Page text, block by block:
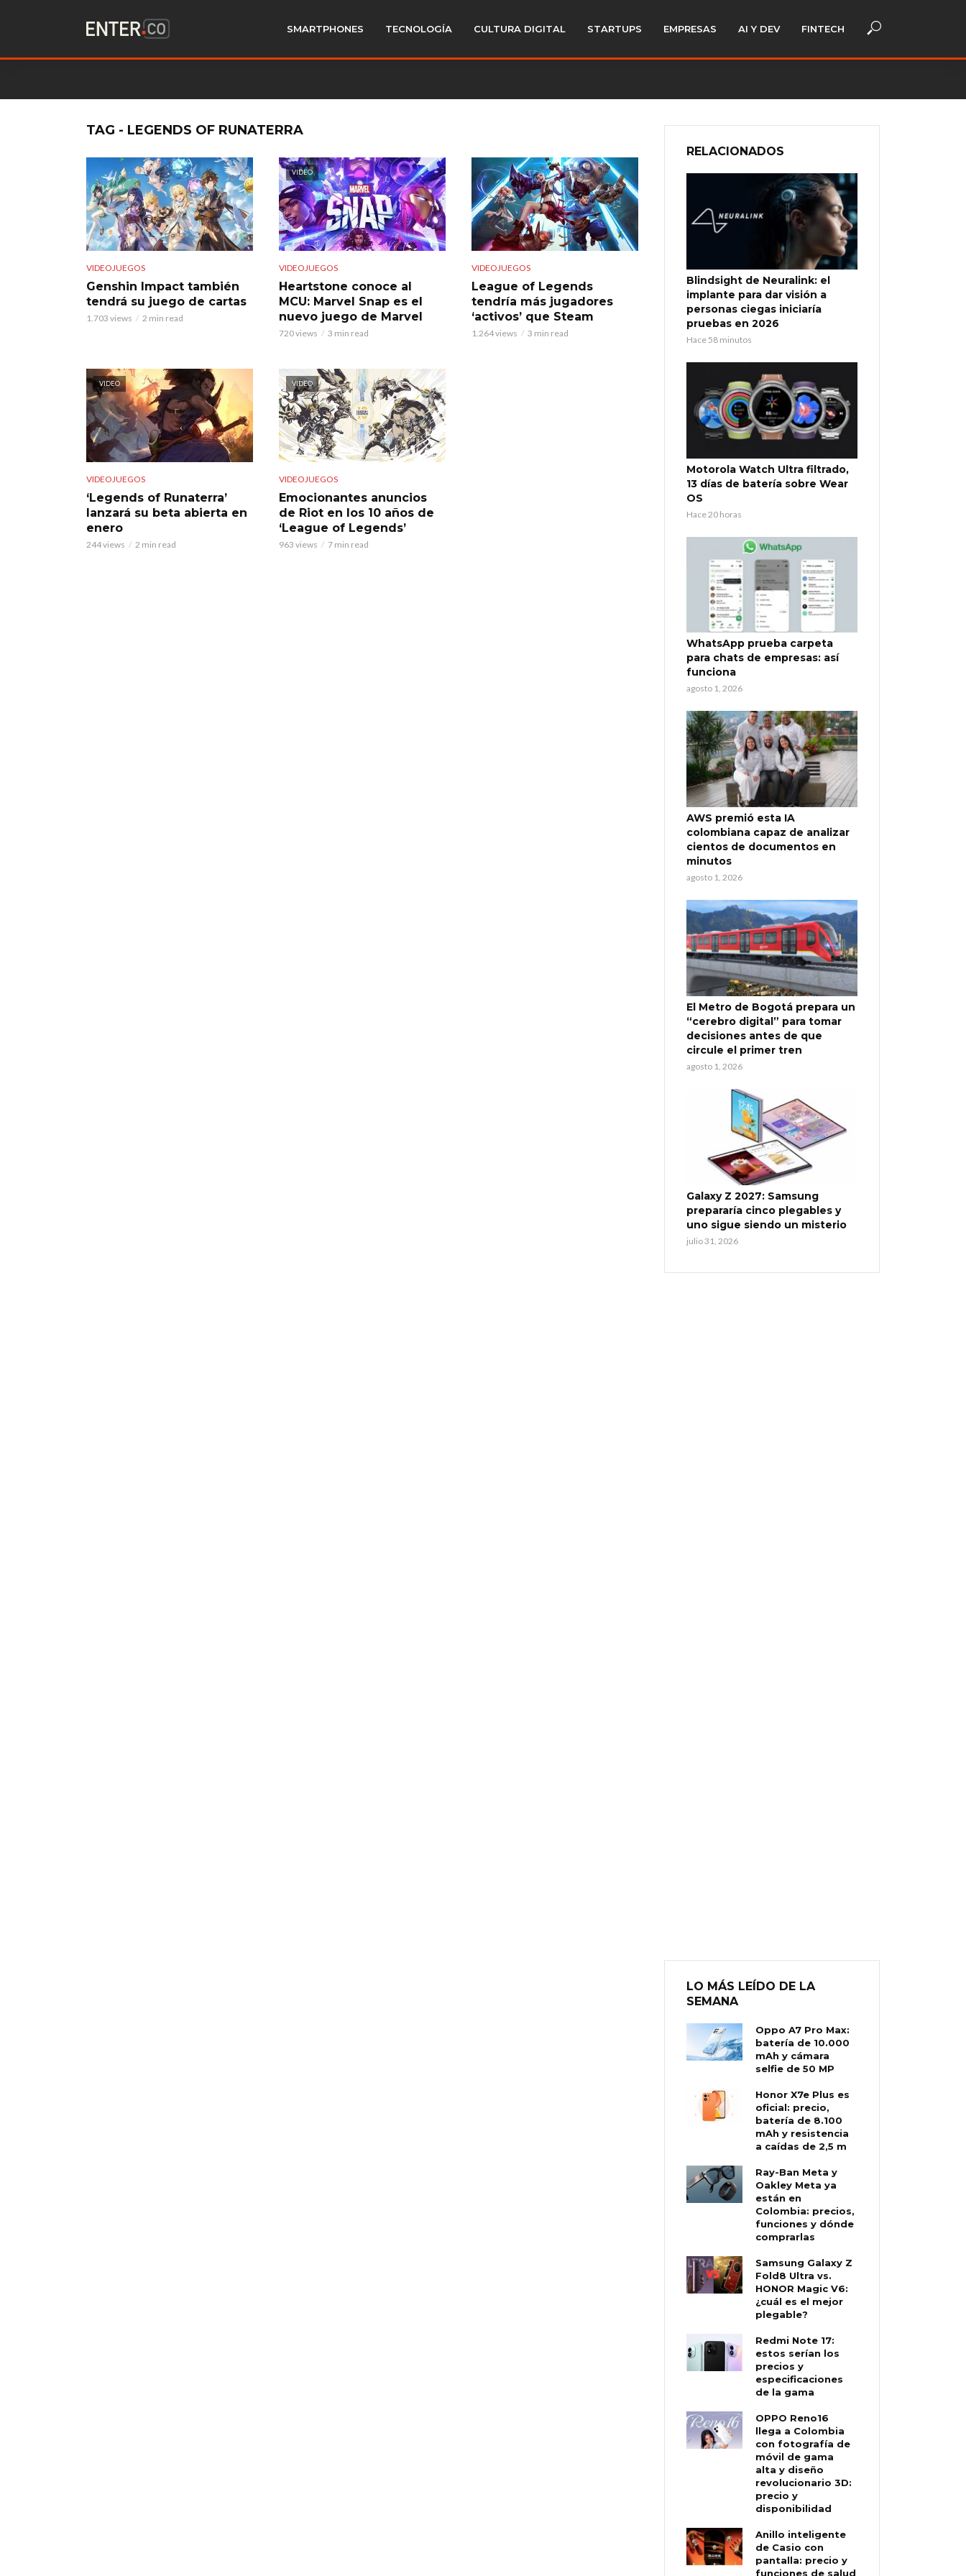
SMARTPHONES TECNOLOGÍA CULTURA DIGITAL STARTUPS EMPRESAS AI Y DEV FINTECH
TAG - LEGENDS OF RUNATERRA
VIDEOJUEGOS
Genshin Impact también
tendrá su juego de cartas
1.703 views 2 min read
VIDEO
VIDEOJUEGOS
Heartstone conoce al
MCU: Marvel Snap es el
nuevo juego de Marvel
720 views 3 min read
VIDEOJUEGOS
League of Legends
tendría más jugadores
‘activos’ que Steam
1.264 views 3 min read
VIDEO
VIDEOJUEGOS
‘Legends of Runaterra’
lanzará su beta abierta en
enero
244 views 2 min read
VIDEO
VIDEOJUEGOS
Emocionantes anuncios
de Riot en los 10 años de
‘League of Legends’
963 views 7 min read
RELACIONADOS
Blindsight de Neuralink: el
implante para dar visión a
personas ciegas iniciaría
pruebas en 2026
Hace 58 minutos
Motorola Watch Ultra filtrado,
13 días de batería sobre Wear
OS
Hace 20 horas
WhatsApp prueba carpeta
para chats de empresas: así
funciona
agosto 1, 2026
AWS premió esta IA
colombiana capaz de analizar
cientos de documentos en
minutos
agosto 1, 2026
El Metro de Bogotá prepara un
“cerebro digital” para tomar
decisiones antes de que
circule el primer tren
agosto 1, 2026
Galaxy Z 2027: Samsung
prepararía cinco plegables y
uno sigue siendo un misterio
julio 31, 2026
LO MÁS LEÍDO DE LA
SEMANA
Oppo A7 Pro Max:
batería de 10.000
mAh y cámara
selfie de 50 MP
Honor X7e Plus es
oficial: precio,
batería de 8.100
mAh y resistencia
a caídas de 2,5 m
Ray-Ban Meta y
Oakley Meta ya
están en
Colombia: precios,
funciones y dónde
comprarlas
Samsung Galaxy Z
Fold8 Ultra vs.
HONOR Magic V6:
¿cuál es el mejor
plegable?
Redmi Note 17:
estos serían los
precios y
especificaciones
de la gama
OPPO Reno16
llega a Colombia
con fotografía de
móvil de gama
alta y diseño
revolucionario 3D:
precio y
disponibilidad
Anillo inteligente
de Casio con
pantalla: precio y
funciones de salud